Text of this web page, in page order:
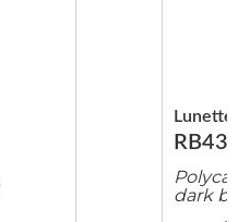
dark